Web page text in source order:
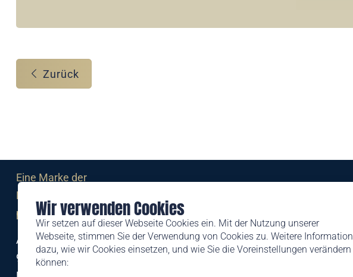
Wir verwenden Cookies
Wir setzen auf dieser Webseite Cookies ein. Mit der Nutzung unserer
Webseite, stimmen Sie der Verwendung von Cookies zu. Weitere Information
dazu, wie wir Cookies einsetzen, und wie Sie die Voreinstellungen verändern
können:
Zurück
Eine Marke der
Liechtensteinischen Post AG
post.li
Alte Zollstrasse 11
9494 Schaan